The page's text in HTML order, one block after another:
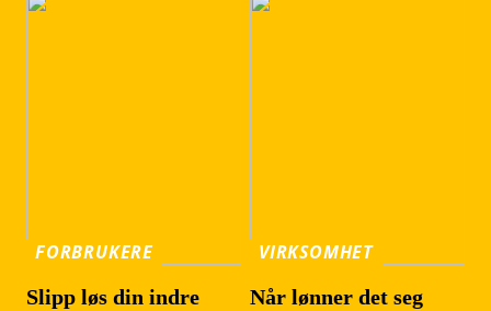
FORBRUKERE
Slipp løs din indre
VIRKSOMHET
Når lønner det seg